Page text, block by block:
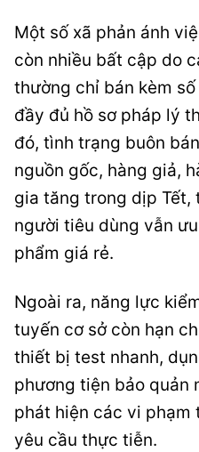
Một số xã phản ánh
còn nhiều bất cập do
thường chỉ bán kèm
đầy đủ hồ sơ pháp lý
đó, tình trạng buôn
nguồn gốc, hàng giả,
gia tăng trong dịp Tết,
người tiêu dùng vẫn
phẩm giá rẻ.
Ngoài ra, năng lực
tuyến cơ sở còn hạn
thiết bị test nhanh,
phương tiện bảo quản
phát hiện các vi phạm
yêu cầu thực tiễn.